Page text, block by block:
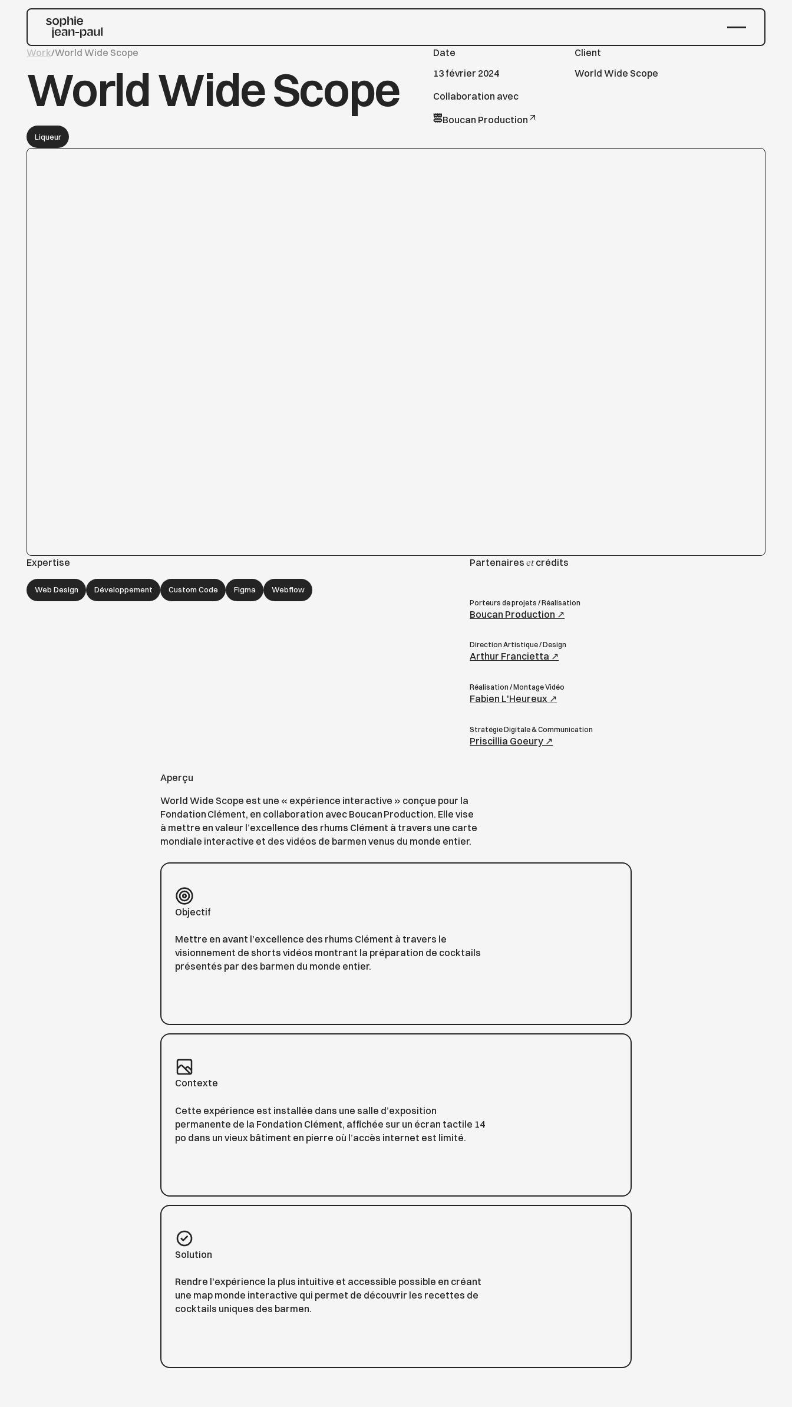
Work/World Wide Scope
World Wide Scope
Liqueur
Date
13 février 2024
Client
World Wide Scope
Collaboration avec
Boucan Production
Expertise
Web Design Développement Custom Code Figma Webflow
Partenairesetcrédits
Porteurs de projets / Réalisation
Boucan Production ↗︎
Direction Artistique / Design
Arthur Francietta ↗︎
Réalisation / Montage Vidéo
Fabien L'Heureux ↗︎
Stratégie Digitale & Communication
Priscillia Goeury ↗︎
Aperçu
World Wide Scope est une « expérience interactive » conçue pour la
Fondation Clément, en collaboration avec Boucan Production. Elle vise
à mettre en valeur l’excellence des rhums Clément à travers une carte
mondiale interactive et des vidéos de barmen venus du monde entier.
Objectif
Mettre en avant l'excellence des rhums Clément à travers le
visionnement de shorts vidéos montrant la préparation de cocktails
présentés par des barmen du monde entier.
Contexte
Cette expérience est installée dans une salle d’exposition
permanente de la Fondation Clément, affichée sur un écran tactile 14
po dans un vieux bâtiment en pierre où l’accès internet est limité.
Solution
Rendre l'expérience la plus intuitive et accessible possible en créant
une map monde interactive qui permet de découvrir les recettes de
cocktails uniques des barmen.